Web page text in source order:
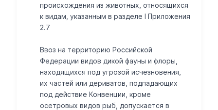
происхождения из животных, относящихся
к видам, указанным в разделе I Приложения
2.7
Ввоз на территорию Российской
Федерации видов дикой фауны и флоры,
находящихся под угрозой исчезновения,
их частей или дериватов, подпадающих
под действие Конвенции, кроме
осетровых видов рыб, допускается в